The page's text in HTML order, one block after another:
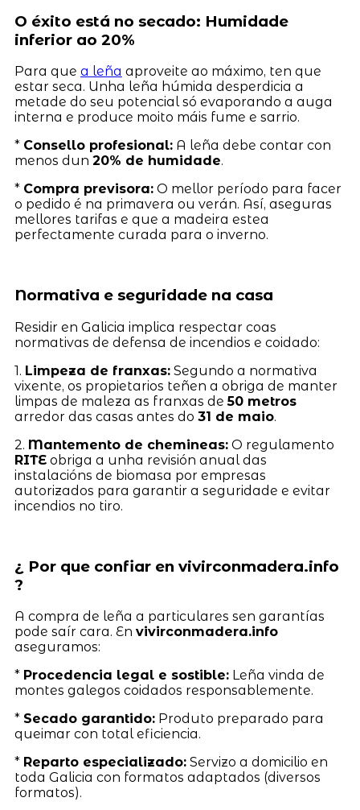
O éxito está no secado: Humidade
inferior ao 20%
Para que a leña aproveite ao máximo, ten que
estar seca. Unha leña húmida desperdicia a
metade do seu potencial só evaporando a auga
interna e produce moito máis fume e sarrio.
* Consello profesional:A leña debe contar con
menos dun 20% de humidade.
* Compra previsora:O mellor período para facer
o pedido é na primavera ou verán. Así, aseguras
mellores tarifas e que a madeira estea
perfectamente curada para o inverno.
Normativa e seguridade na casa
Residir en Galicia implica respectar coas
normativas de defensa de incendios e coidado:
1. Limpeza de franxas:Segundo a normativa
vixente, os propietarios teñen a obriga de manter
limpas de maleza as franxas de50 metros
arredor das casas antes do 31 de maio.
2. Mantemento de chemineas:O regulamento
RITEobriga a unha revisión anual das
instalacións de biomasa por empresas
autorizados para garantir a seguridade e evitar
incendios no tiro.
¿ Por que confiar en vivirconmadera.info
?
A compra de leña a particulares sen garantías
pode saír cara. En vivirconmadera.info
aseguramos:
* Procedencia legal e sostible:Leña vinda de
montes galegos coidados responsablemente.
* Secado garantido:Produto preparado para
queimar con total eficiencia.
* Reparto especializado:Servizo a domicilio en
toda Galicia con formatos adaptados (diversos
formatos).